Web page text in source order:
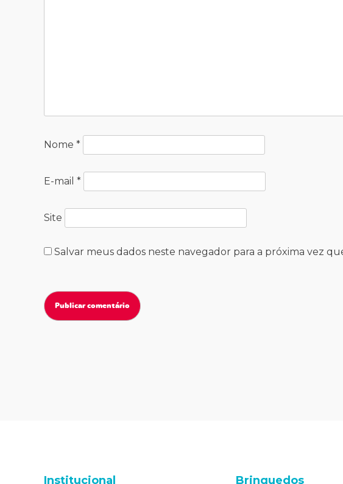
Nome *
E-mail *
Site
Salvar meus dados neste navegador para a próxima vez
Institucional Brinquedos